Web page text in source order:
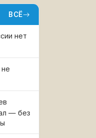
ВСЁ
нет
— без